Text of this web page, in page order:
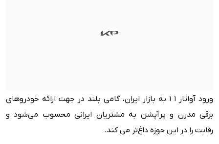
ورود آواتار 1 1 به بازار ایران، گامی بلند در جهت ارائه خودروهای
برقی مدرن و پرآپشن به مشتریان ایرانی محسوب می‌شود و
رقابت را در این حوزه داغ‌تر می کند.